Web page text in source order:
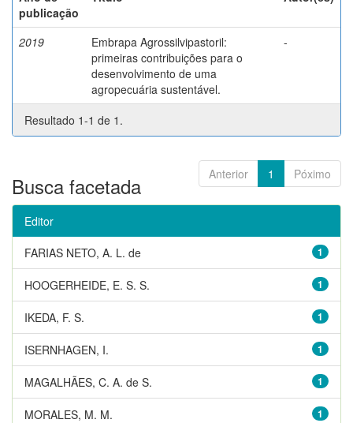
publicação
2019
Embrapa Agrossilvipastoril:
primeiras contribuições para o
desenvolvimento de uma
agropecuária sustentável.
-
Resultado 1-1 de 1.
Anterior 1 Póximo
Busca facetada
Editor
1
FARIAS NETO, A. L. de
1
HOOGERHEIDE, E. S. S.
1
IKEDA, F. S.
1
ISERNHAGEN, I.
1
MAGALHÃES, C. A. de S.
1
MORALES, M. M.